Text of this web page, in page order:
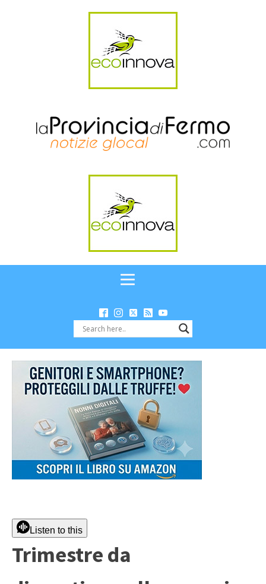
Listen to this
Trimestre da